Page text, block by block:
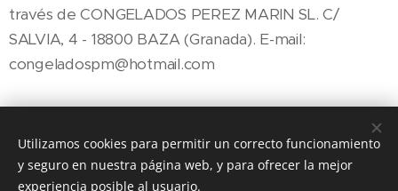
través de CONGELADOS PEREZ MARIN SL. C/
SALVIA, 4 - 18800 BAZA (Granada). E-mail:
congeladospm@hotmail.com
Congelados Pérez Marín, SL (Calle Salvia, 4, Baza)
Utilizamos cookies para permitir un correcto funcionamiento
y seguro en nuestra página web, y para ofrecer la mejor
experiencia posible al usuario.